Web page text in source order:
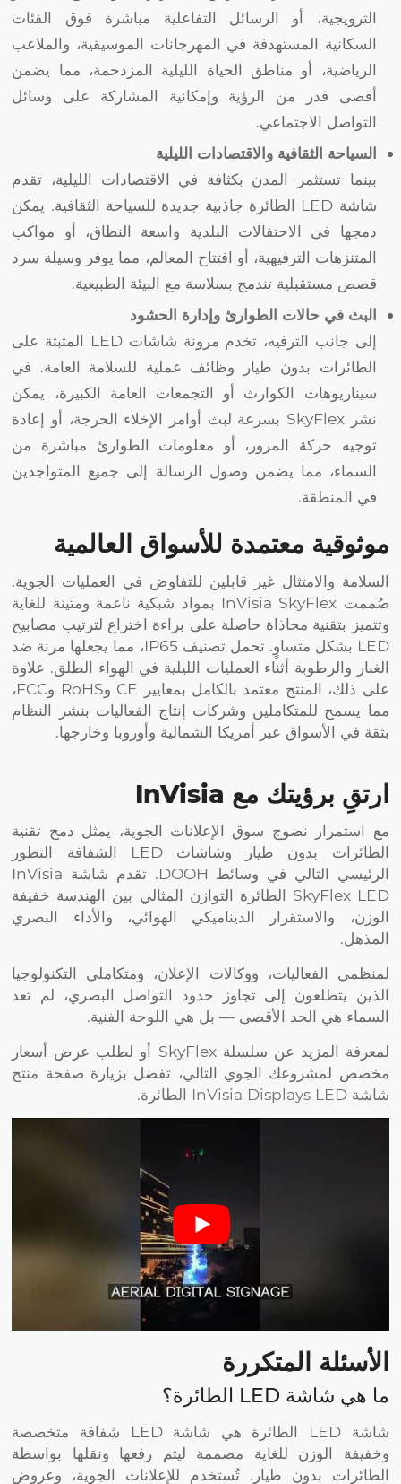
الترويجية، أو الرسائل التفاعلية مباشرة فوق الفئات
السكانية المستهدفة في المهرجانات الموسيقية، والملاعب
الرياضية، أو مناطق الحياة الليلية المزدحمة، مما يضمن
أقصى قدر من الرؤية وإمكانية المشاركة على وسائل
التواصل الاجتماعي.
السياحة الثقافية والاقتصادات الليلية
بينما تستثمر المدن بكثافة في الاقتصادات الليلية، تقدم
شاشة LED الطائرة جاذبية جديدة للسياحة الثقافية. يمكن
دمجها في الاحتفالات البلدية واسعة النطاق، أو مواكب
المتنزهات الترفيهية، أو افتتاح المعالم، مما يوفر وسيلة سرد
قصص مستقبلية تندمج بسلاسة مع البيئة الطبيعية.
البث في حالات الطوارئ وإدارة الحشود
إلى جانب الترفيه، تخدم مرونة شاشات LED المثبتة على
الطائرات بدون طيار وظائف عملية للسلامة العامة. في
سيناريوهات الكوارث أو التجمعات العامة الكبيرة، يمكن
نشر SkyFlex بسرعة لبث أوامر الإخلاء الحرجة، أو إعادة
توجيه حركة المرور، أو معلومات الطوارئ مباشرة من
السماء، مما يضمن وصول الرسالة إلى جميع المتواجدين
في المنطقة.
موثوقية معتمدة للأسواق العالمية
السلامة والامتثال غير قابلين للتفاوض في العمليات الجوية.
صُممت InVisia SkyFlex بمواد شبكية ناعمة ومتينة للغاية
وتتميز بتقنية محاذاة حاصلة على براءة اختراع لترتيب مصابيح
LED بشكل متساوٍ. تحمل تصنيف IP65، مما يجعلها مرنة ضد
الغبار والرطوبة أثناء العمليات الليلية في الهواء الطلق. علاوة
على ذلك، المنتج معتمد بالكامل بمعايير CE وRoHS وFCC،
مما يسمح للمتكاملين وشركات إنتاج الفعاليات بنشر النظام
بثقة في الأسواق عبر أمريكا الشمالية وأوروبا وخارجها.
ارتقِ برؤيتك مع InVisia
مع استمرار نضوج سوق الإعلانات الجوية، يمثل دمج تقنية
الطائرات بدون طيار وشاشات LED الشفافة التطور
الرئيسي التالي في وسائط DOOH. تقدم شاشة InVisia
SkyFlex LED الطائرة التوازن المثالي بين الهندسة خفيفة
الوزن، والاستقرار الديناميكي الهوائي، والأداء البصري
المذهل.
لمنظمي الفعاليات، ووكالات الإعلان، ومتكاملي التكنولوجيا
الذين يتطلعون إلى تجاوز حدود التواصل البصري، لم تعد
السماء هي الحد الأقصى — بل هي اللوحة الفنية.
لمعرفة المزيد عن سلسلة SkyFlex أو لطلب عرض أسعار
مخصص لمشروعك الجوي التالي، تفضل بزيارة صفحة منتج
شاشة InVisia Displays LED الطائرة.
الأسئلة المتكررة
ما هي شاشة LED الطائرة؟
شاشة LED الطائرة هي شاشة LED شفافة متخصصة
وخفيفة الوزن للغاية مصممة ليتم رفعها ونقلها بواسطة
الطائرات بدون طيار. تُستخدم للإعلانات الجوية، وعروض